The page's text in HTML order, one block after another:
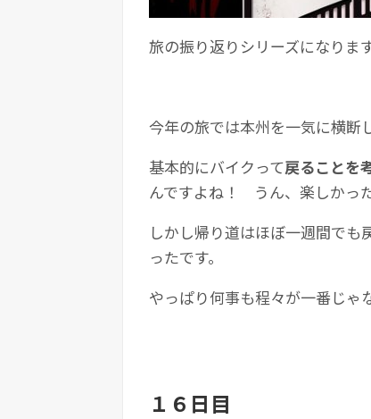
旅の振り返りシリーズになります
今年の旅では本州を一気に横断
基本的にバイクって戻ることを
んですよね！ うん、楽しかっ
しかし帰り道はほぼ一週間で
ったです。
やっぱり何事も程々が一番じゃ
１６日目